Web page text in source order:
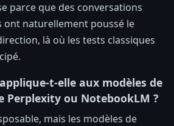
parce que des conversations
ont naturellement poussé le
là où les tests classiques
t-elle aux modèles de
Perplexity ou NotebookLM ?
mais les modèles de